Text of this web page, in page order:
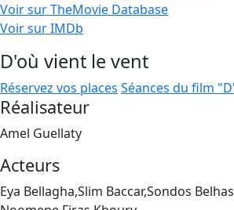
Voir sur TheMovie Database
Voir sur IMDb
D'où vient le vent
Réservez vos places Séances du film
Réalisateur
Amel Guellaty
Acteurs
Eya Bellagha,Slim Baccar,Sondos